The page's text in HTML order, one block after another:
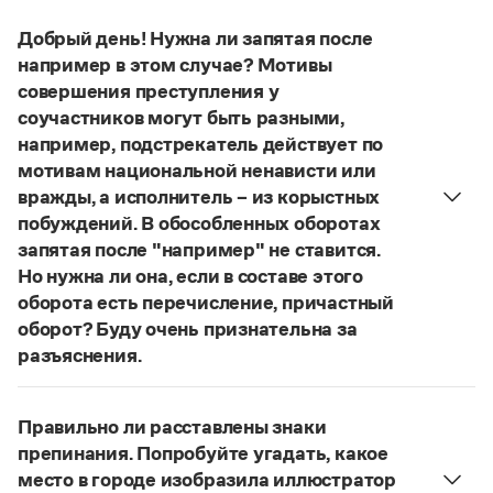
Справочники
Правила русской орфографии и пунктуации
Русский язык. Краткий теоретический курс
для школьников
Письмовник
Справочник по пунктуации
Словарь-справочник трудностей
Справочник по фразеологии
Азбучные истины
Словарь-справочник непростые слова
Все справочники портала
Журнал
Новости и события
Управление в русском языке
Словарь русских имён
Словарь методических терминов
Правила русской орфографии и пунктуации
(1956)
Добрый день! Нужна ли запятая после
например в этом случае? Мотивы
совершения преступления у
соучастников могут быть разными,
например, подстрекатель действует по
мотивам национальной ненависти или
вражды, а исполнитель – из корыстных
побуждений. В обособленных оборотах
запятая после "например" не ставится.
Но нужна ли она, если в составе этого
оборота есть перечисление, причастный
оборот? Буду очень признательна за
разъяснения.
В § 94«Правил русской орфографии и пунктуации»
слова и сочетания слов, стоящие на границе
частей сложного предложения и относящиеся к
следующему за ними предложению,
Правильно ли расставлены знаки
препинания. Попробуйте угадать, какое
место в городе изобразила иллюстратор